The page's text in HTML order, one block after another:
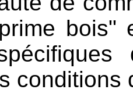
bois"
conditions